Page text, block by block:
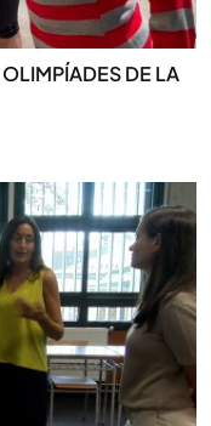
DE LA